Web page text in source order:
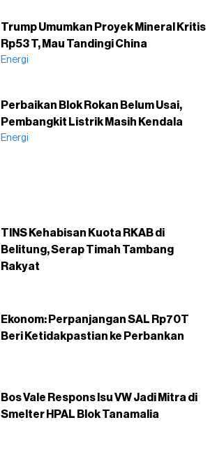
Trump Umumkan Proyek Mineral Kritis
Rp53 T, Mau Tandingi China
Energi
Perbaikan Blok Rokan Belum Usai,
Pembangkit Listrik Masih Kendala
Energi
TINS Kehabisan Kuota RKAB di
Belitung, Serap Timah Tambang
Rakyat
Ekonom: Perpanjangan SAL Rp70T
Beri Ketidakpastian ke Perbankan
Bos Vale Respons Isu VW Jadi Mitra di
Smelter HPAL Blok Tanamalia